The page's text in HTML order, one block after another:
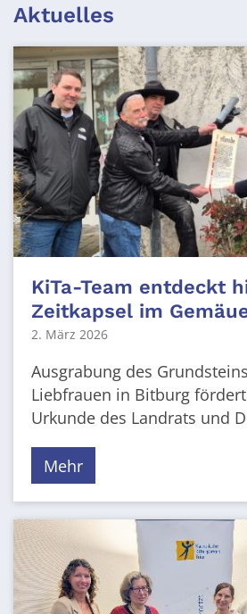
Aktuelles
KiTa-Team entdeckt
Zeitkapsel im
2. März 2026
Ausgrabung des
Liebfrauen in Bitburg
Urkunde des Landrats und
Mehr